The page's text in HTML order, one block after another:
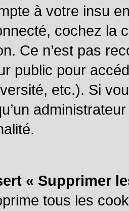
à votre insu
cochez la
Ce n’est pas
public pour
etc.). Si
« Supprimer
tous les